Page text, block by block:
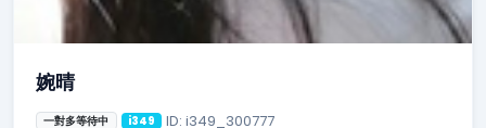
婉晴
一對多等待中 i349 ID: i349_300777